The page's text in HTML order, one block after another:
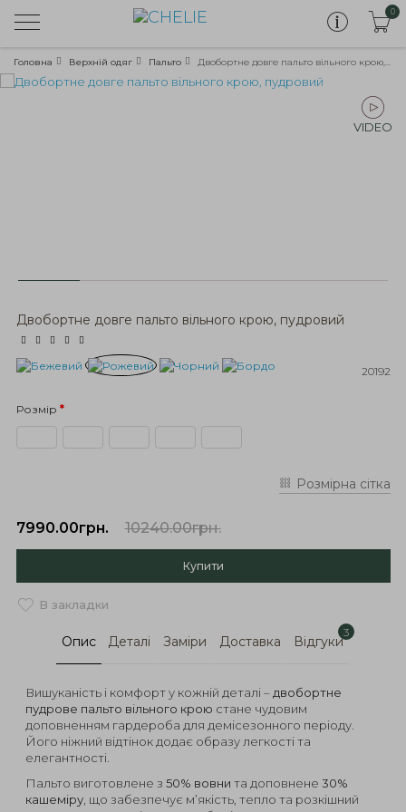
0
Головна Верхній одяг Пальто Двобортне довге пальто вільного крою, пудровий
VIDEO
Двобортне довге пальто вільного крою, пудровий
20192
Розмір
Розмірна сітка
7990.00грн. 10240.00грн.
Купити
В закладки
Опис Деталі Заміри Доставка Відгуки
3
Вишуканість і комфорт у кожній деталі –двобортне
пудрове пальто вільного крою стане чудовим
доповненням гардероба для демісезонного періоду.
Його ніжний відтінок додає образу легкості та
елегантності.
Пальто виготовлене з 50% вовни та доповнене 30%
кашеміру, що забезпечує м’якість, тепло та розкішний